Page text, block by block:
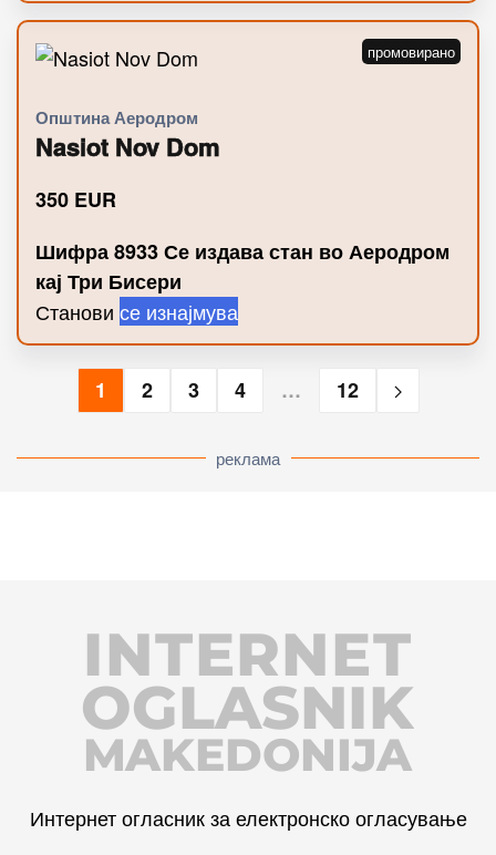
Општина Аеродром
Nasiot Nov Dom
350 EUR
Шифра 8933 Се издава стан во Аеродром
кај Три Бисери
Станови се изнајмува
1 2 3 4 … 12
реклама
INTERNET
MAKEDONIJA
OGLASNIK
Интернет огласник за електронско огласување